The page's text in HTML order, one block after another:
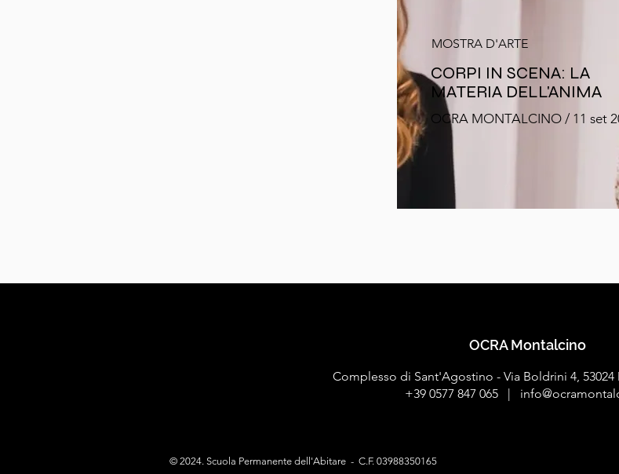
MOSTRA D'ARTE
CORPI IN SCENA: LA
MATERIA DELL'ANIMA
OCRA MONTALCINO / 11 set
OCRA Montalcino
Complesso di Sant'Agostino - Via Boldrini 4,
+39 0577 847 065 |
© 2024. Scuola Permanente dell'Abitare - C.F. 03988350165